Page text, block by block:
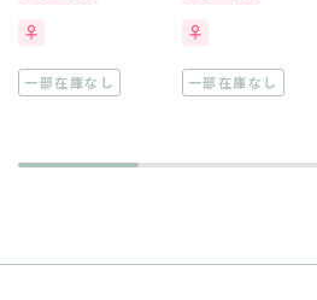
一部在庫なし 一部在庫なし